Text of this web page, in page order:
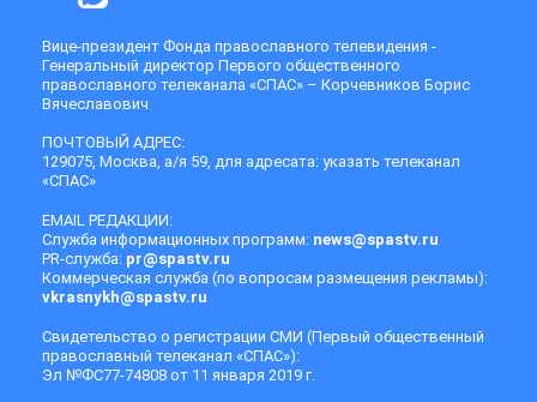
Вице-президент Фонда православного телевидения -
Генеральный директор Первого общественного
православного телеканала «СПАС» – Корчевников Борис
Вячеславович
ПОЧТОВЫЙ АДРЕС:
129075, Москва, а/я 59, для адресата: указать телеканал
«СПАС»
EMAIL РЕДАКЦИИ:
Служба информационных программ: news@spastv.ru
PR-служба: pr@spastv.ru
Коммерческая служба (по вопросам размещения рекламы):
vkrasnykh@spastv.ru
Свидетельство о регистрации СМИ (Первый общественный
православный телеканал «СПАС»):
Эл №ФС77-74808 от 11 января 2019 г.